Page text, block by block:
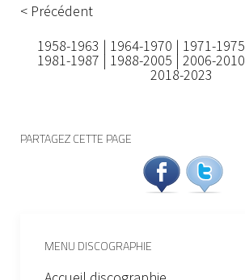
< Précédent
1958-1963 | 1964-1970 | 1971-1975
1981-1987 1988-2005 2006-2010
2018-2023
PARTAGEZ CETTE PAGE
MENU DISCOGRAPHIE